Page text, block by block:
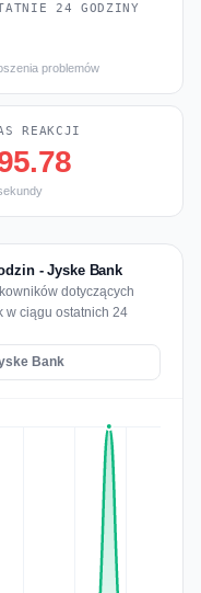
24 GODZINY
problemów
REAKCJI
- Jyske Bank
dotyczących
w ciągu ostatnich 24
Bank